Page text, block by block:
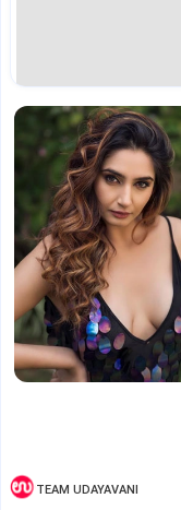
TEAM UDAYAVANI